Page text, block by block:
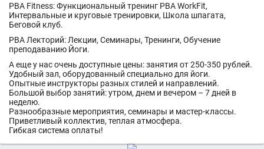
PBA Fitness: Функциональный тренинг PBA WorkFit,
Интервальные и круговые тренировки, Школа шпагата,
Беговой клуб.
PBA Лекторий: Лекции, Семинары, Тренинги, Обучение
преподаванию Йоги.
А еще у нас очень доступные цены: занятия от 250-350 рублей.
Удобный зал, оборудованный специально для йоги.
Опытные инструкторы разных стилей и направлений.
Большой выбор занятий: утром, днем и вечером – 7 дней в
неделю.
Разнообразные мероприятия, семинары и мастер-классы.
Приветливый коллектив, теплая атмосфера.
Гибкая система оплаты!